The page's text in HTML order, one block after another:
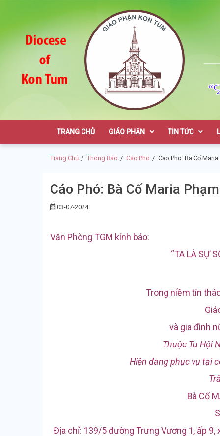
Giáo Phận
TRANG CHỦ GIÁO PHẬN TIN TỨC
Trang Chủ Thông Báo Cáo Phó Cáo Phó: Bà Cố Maria
Cáo Phó: Bà Cố Maria
03-07-2024
Văn Phòng TGM kính báo:
“TA LÀ SỰ
Trong niềm tín
và gia đình
Thuộc Tu Hội
Hiện đang phục vụ tại
Bà Cố
Địa chỉ: 139/5 đường Trưng Vương 1, ấp 9,